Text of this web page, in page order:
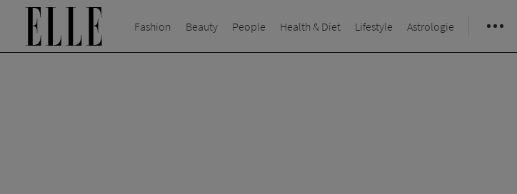
Fashion Beauty People Health & Diet Lifestyle Astrologie